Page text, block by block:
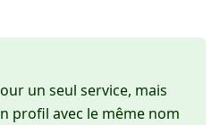
un seul service, mais
profil avec le même nom